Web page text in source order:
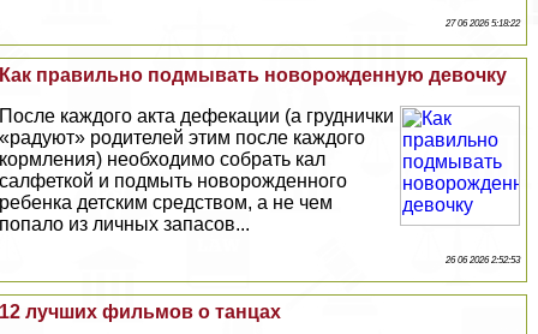
27 06 2026 5:18:22
Как правильно подмывать новорожденную дeвoчку
После каждого акта дефекации (а груднички
«радуют» родителей этим после каждого
кормления) необходимо собрать кал
салфеткой и подмыть новорожденного
ребенка детским средством, а не чем
попало из личных запасов...
26 06 2026 2:52:53
12 лучших фильмов о танцах